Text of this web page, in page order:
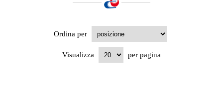
Ordina per
Visualizza per pagina